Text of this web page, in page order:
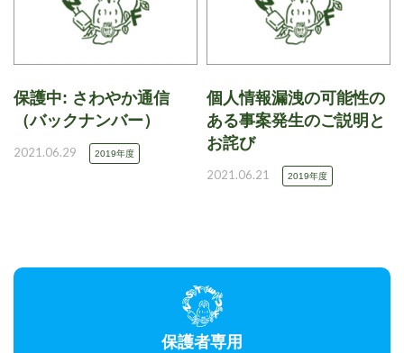
保護中: さわやか通信
（バックナンバー）
2021.06.29 2019年度
個人情報漏洩の可能性の
ある事案発生のご説明と
お詫び
2021.06.21 2019年度
保護者専用